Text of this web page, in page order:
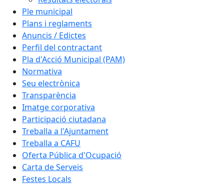
Ple municipal
Plans i reglaments
Anuncis / Edictes
Perfil del contractant
Pla d'Acció Municipal (PAM)
Normativa
Seu electrònica
Transparència
Imatge corporativa
Participació ciutadana
Treballa a l'Ajuntament
Treballa a CAFU
Oferta Pública d'Ocupació
Carta de Serveis
Festes Locals